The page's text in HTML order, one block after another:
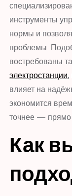
инструменты
нормы и
проблемы.
востребованы
электростанции,
влияет на
экономится
точнее — прямо
Как